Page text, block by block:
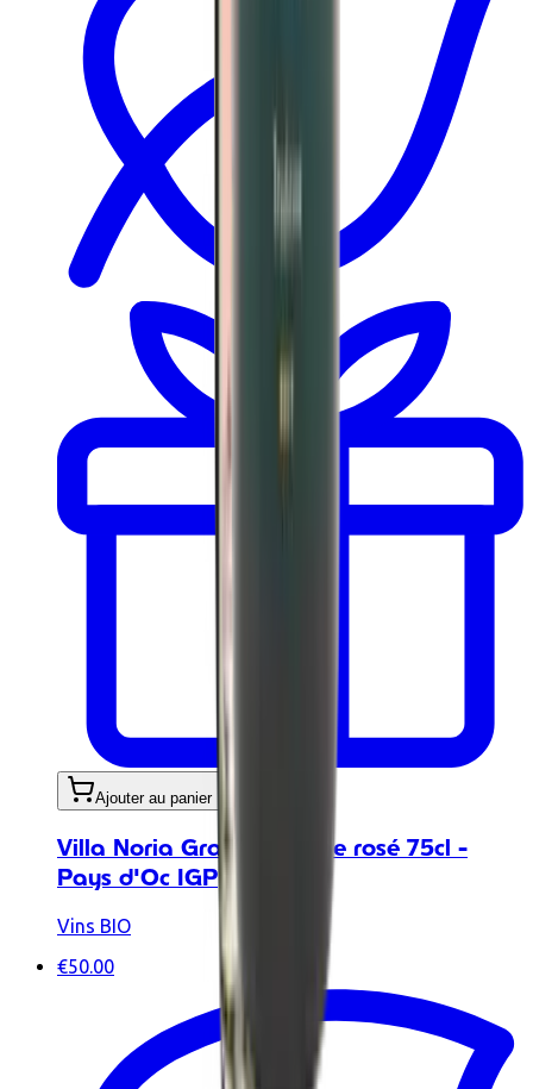
Ajouter au panier
Villa Noria Grand Prestige rosé 75cl -
Pays d'Oc IGP
Vins BIO
€50.00